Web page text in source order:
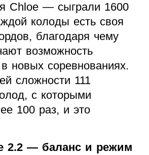
Chloe — сыграли 1600
колоды есть своя
благодаря чему
возможность
в новых соревнованиях.
сложности 111
с которыми
100 раз, и это
2.2 — баланс и режим